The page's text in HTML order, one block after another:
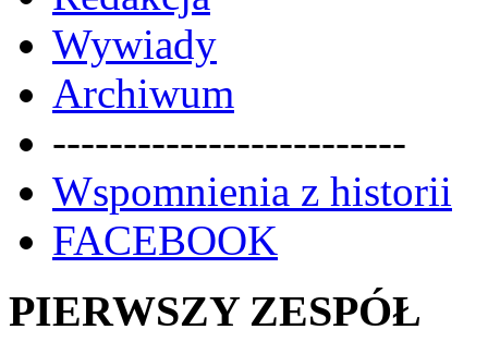
Wywiady
Archiwum
-------------------------
Wspomnienia z historii
FACEBOOK
PIERWSZY ZESPÓŁ